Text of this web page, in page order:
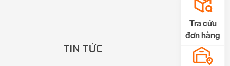
TIN TỨC
Tra cứu
đơn hàng